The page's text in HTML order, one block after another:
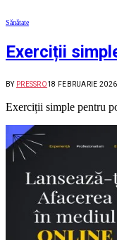
Sănătate
Exerciții
BY PRESSRO18 FEBRUARIE 2026
Exerciții simple pentru